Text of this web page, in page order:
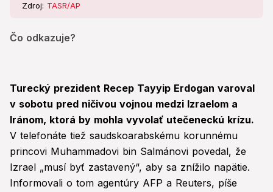
Zdroj: TASR/AP
Čo odkazuje?
Turecký prezident Recep Tayyip Erdogan varoval
v sobotu pred ničivou vojnou medzi Izraelom a
Iránom, ktorá by mohla vyvolať utečeneckú krízu.
V telefonáte tiež saudskoarabskému korunnému
princovi Muhammadovi bin Salmánovi povedal, že
Izrael „musí byť zastavený“, aby sa znížilo napätie.
Informovali o tom agentúry AFP a Reuters, píše